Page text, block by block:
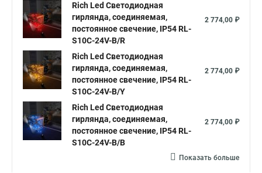
Светодиодные гирлянды нить купить
Лампы на светодиодных нитях
Купить светодиодные гирлянды нить
Светодиодные led гирлянды нить
Светодиодные нить на батарейках
Лампа светодиодная с нитью
Светодиодные лампы с нитью
Светодиодная с нитью Лампа на светодиодных нитях
Rich Led Светодиодная
гирлянда, соединяемая,
постоянное свечение, IP54 RL-
S10C-24V-B/R
2 774,00 ₽
Rich Led Светодиодная
гирлянда, соединяемая,
постоянное свечение, IP54 RL-
S10C-24V-B/Y
2 774,00 ₽
Rich Led Светодиодная
гирлянда, соединяемая,
постоянное свечение, IP54 RL-
S10C-24V-B/B
2 774,00 ₽
Показать больше